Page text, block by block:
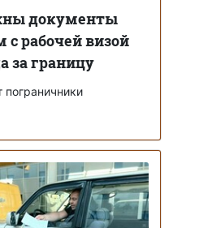
документы
рабочей визой
за границу